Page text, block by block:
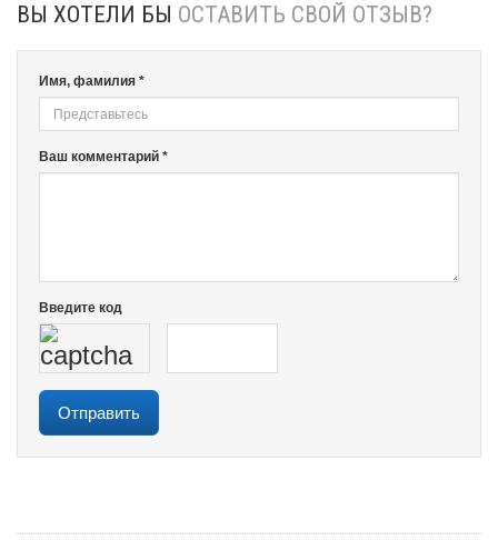
ВЫ ХОТЕЛИ БЫ ОСТАВИТЬ СВОЙ ОТЗЫВ?
Имя, фамилия *
Ваш комментарий *
Введите код